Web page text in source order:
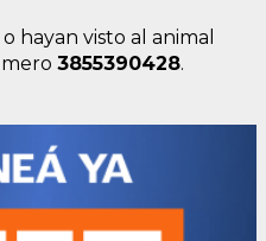
hayan visto al animal
3855390428.